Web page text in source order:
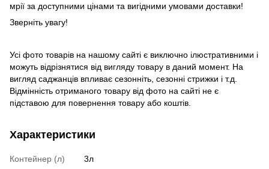
мрії за доступними цінами та вигідними умовами доставки!
Зверніть увагу!
Усі фото товарів на нашому сайті є виключно ілюстративними і
можуть відрізнятися від вигляду товару в даний момент. На
вигляд саджанців впливає сезонніть, сезонні стрижки і т.д.
Відмінність отриманого товару від фото на сайті не є
підставою для повернення товару або коштів.
Характеристики
Контейнер (л)
3л